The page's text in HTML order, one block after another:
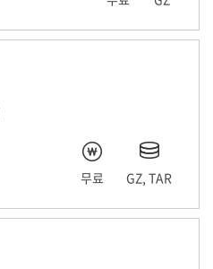
무료 GZ, TAR